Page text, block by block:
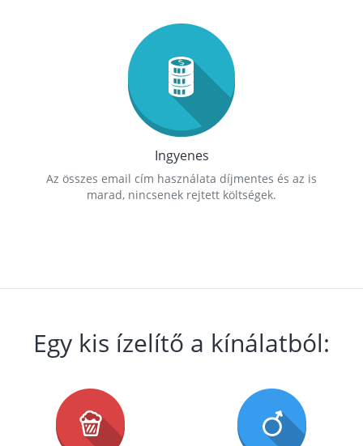
Ingyenes
Az összes email cím használata díjmentes és az is
marad, nincsenek rejtett költségek.
Egy kis ízelítő a kínálatból: